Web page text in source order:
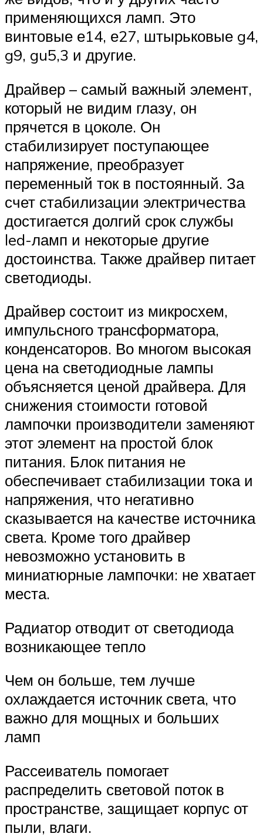
применяющихся ламп. Это
винтовые е14, е27, штырьковые g4,
g9, gu5,3 и другие.
Драйвер – самый важный элемент,
который не видим глазу, он
прячется в цоколе. Он
стабилизирует поступающее
напряжение, преобразует
переменный ток в постоянный. За
счет стабилизации электричества
достигается долгий срок службы
led-ламп и некоторые другие
достоинства. Также драйвер питает
светодиоды.
Драйвер состоит из микросхем,
импульсного трансформатора,
конденсаторов. Во многом высокая
цена на светодиодные лампы
объясняется ценой драйвера. Для
снижения стоимости готовой
лампочки производители заменяют
этот элемент на простой блок
питания. Блок питания не
обеспечивает стабилизации тока и
напряжения, что негативно
сказывается на качестве источника
света. Кроме того драйвер
невозможно установить в
миниатюрные лампочки: не хватает
места.
Радиатор отводит от светодиода
возникающее тепло
Чем он больше, тем лучше
охлаждается источник света, что
важно для мощных и больших
ламп
Рассеиватель помогает
распределить световой поток в
пространстве, защищает корпус от
пыли, влаги.